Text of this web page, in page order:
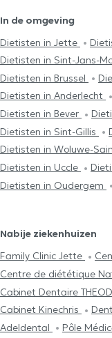
In de omgeving
Dietisten in Jette
Dietisten in Sint-Jans-
Dietisten in Brussel
Dietisten in Anderlecht
Dietisten in Bever
Dietisten in Sint-Gillis
Dietisten in Woluwe-
Dietisten in Uccle
Dietisten in Oudergem
Nabije ziekenhuizen
Family Clinic Jette
Centre de diététique
Cabinet Dentaire
Cabinet Kinechris
Adeldental
Pôle